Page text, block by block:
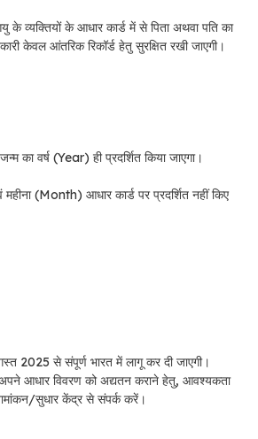
के व्यक्तियों के आधार कार्ड में से पिता अथवा पति का
केवल आंतरिक रिकॉर्ड हेतु सुरक्षित रखी जाएगी।
का वर्ष (Year) ही प्रदर्शित किया जाएगा।
(Month) आधार कार्ड पर प्रदर्शित नहीं किए
2025 से संपूर्ण भारत में लागू कर दी जाएगी।
आधार विवरण को अद्यतन कराने हेतु, आवश्यकता
सुधार केंद्र से संपर्क करें।